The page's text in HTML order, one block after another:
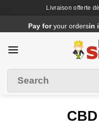
Livraison offerte
au
contenu
Pay foryour ordersin